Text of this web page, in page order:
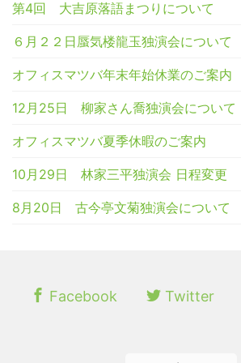
第4回 大吉原落語まつりについて
６月２２日蜃気楼龍玉独演会について
オフィスマツバ年末年始休業のご案内
12月25日 柳家さん喬独演会について
オフィスマツバ夏季休暇のご案内
10月29日 林家三平独演会 日程変更
8月20日 古今亭文菊独演会について
Facebook Twitter